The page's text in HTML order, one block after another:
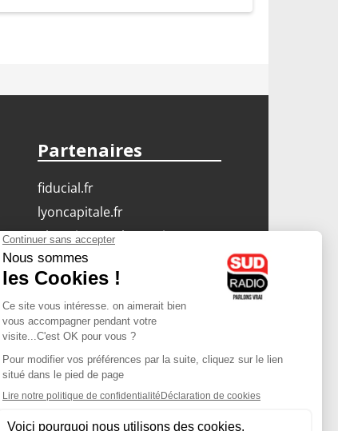
Partenaires
fiducial.fr
lyoncapitale.fr
olympique-et-lyonnais.com
L'application Iphone
/ Android
Téléchargez l'application
Les cookies